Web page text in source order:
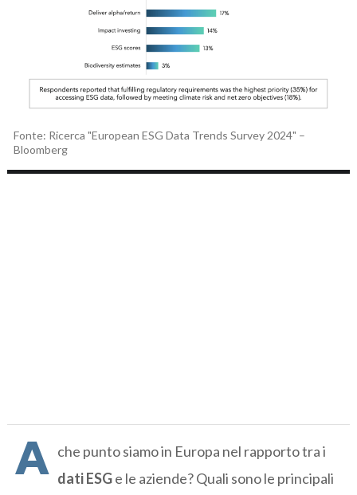
Fonte: Ricerca "European ESG Data Trends Survey 2024" –
Bloomberg
A che punto siamo in Europa nel rapporto tra i
dati ESGe le aziende? Quali sono le principali